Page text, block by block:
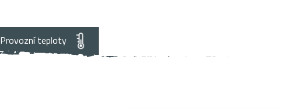
Provozní teploty